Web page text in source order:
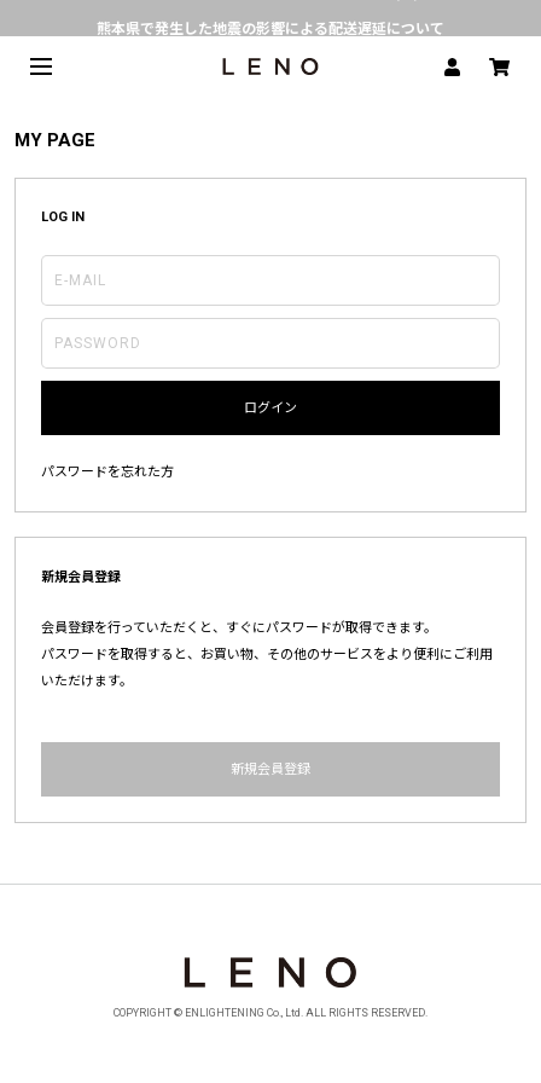
熊本県で発生した地震の影響による配送遅延について
SPECIAL COLLABORATION with KELEN
MY PAGE
LOG IN
ログイン
パスワードを忘れた方
新規会員登録
会員登録を行っていただくと、すぐにパスワードが取得できます。
パスワードを取得すると、お買い物、その他のサービスをより便利にご利用
いただけます。
新規会員登録
COPYRIGHT © ENLIGHTENING Co., Ltd. ALL RIGHTS RESERVED.